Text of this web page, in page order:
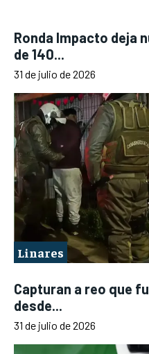
Ronda Impacto deja
de 140...
31 de julio de 2026
Linares
Capturan a reo que
desde...
31 de julio de 2026